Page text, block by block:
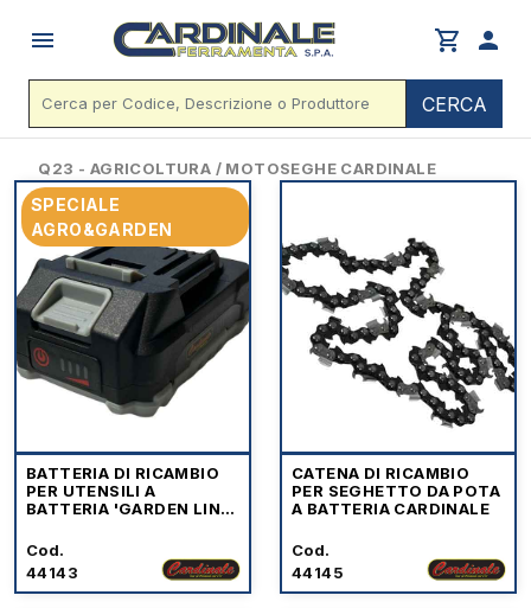
menu shopping_cart person
CERCA
Q23 - AGRICOLTURA / MOTOSEGHE CARDINALE
SPECIALE
AGRO&GARDEN
BATTERIA DI RICAMBIO
PER UTENSILI A
BATTERIA 'GARDEN LINE'
Cod.
44143
CATENA DI RICAMBIO
PER SEGHETTO DA POTA
A BATTERIA CARDINALE
Cod.
44145